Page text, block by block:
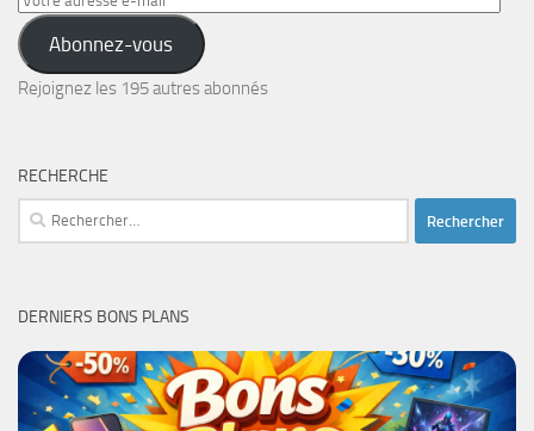
adresse
e-
mail
Abonnez-vous
Rejoignez les 195 autres abonnés
RECHERCHE
Rechercher :
DERNIERS BONS PLANS